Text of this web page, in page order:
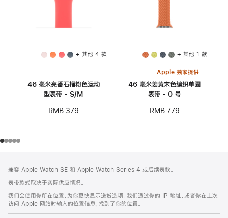
+ 其他 4 款
46 毫米亮番石榴粉色运动
型表带 - S/M
RMB 379
+ 其他 1 款
Apple 独家提供
46 毫米姜黄末色编织单圈
表带 - 0 号
RMB 779
页
页
脚
注
兼容 Apple Watch SE 和 Apple Watch Series 4 或后续表款。
表带款式取决于实际供应情况。
我们会使用你所在位置，为你更快显示送货选项。我们通过你的 IP 地址，或者你在上次
访问 Apple 网站时输入的位置信息，找到了你的位置。